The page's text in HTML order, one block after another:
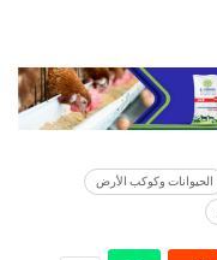
الحيوانات وكوكب الأرض